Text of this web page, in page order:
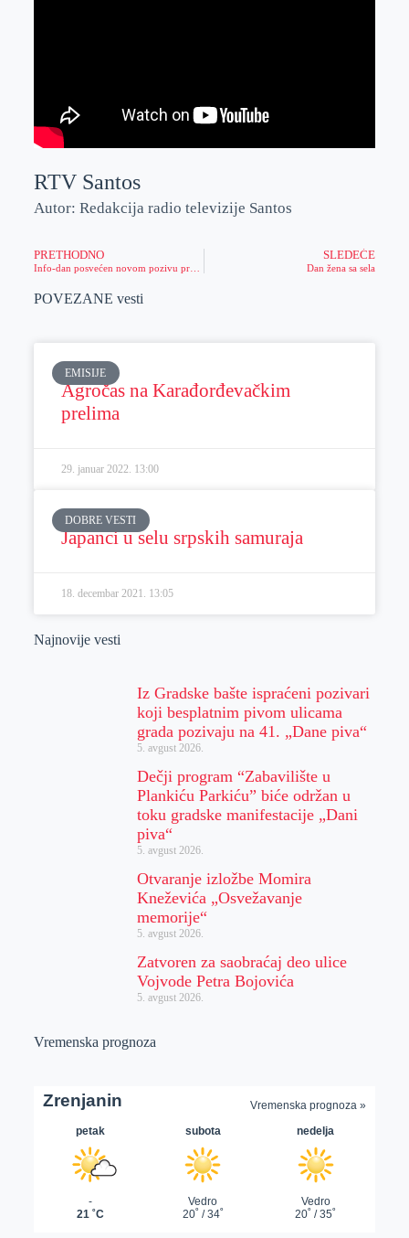
RTV Santos
Autor: Redakcija radio televizije Santos
PRETHODNO
Info-dan posvećen novom pozivu programa prekogranične saradnje Rumunija – Srbija
SLEDEĆE
Dan žena sa sela
POVEZANE vesti
EMISIJE
Agročas na Karađorđevačkim
prelima
29. januar 2022. 13:00
DOBRE VESTI
Japanci u selu srpskih samuraja
18. decembar 2021. 13:05
Najnovije vesti
Iz Gradske bašte ispraćeni pozivari
koji besplatnim pivom ulicama
grada pozivaju na 41. „Dane piva“
5. avgust 2026.
Dečji program “Zabavilište u
Plankiću Parkiću” biće održan u
toku gradske manifestacije „Dani
piva“
5. avgust 2026.
Otvaranje izložbe Momira
Kneževića „Osvežavanje
memorije“
5. avgust 2026.
Zatvoren za saobraćaj deo ulice
Vojvode Petra Bojovića
5. avgust 2026.
Vremenska prognoza